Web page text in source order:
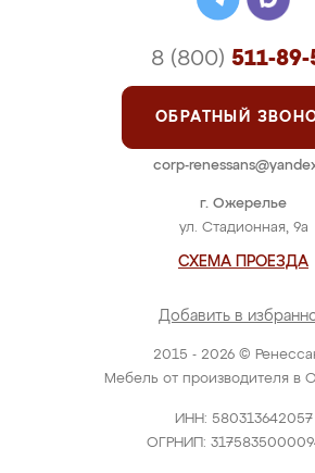
2015 - 2026 ©
Мебель от производителя в
ИНН: 580313642057
ОГРНИП:
г. Ожерелье
ул. Стадионная, 9а
СХЕМА ПРОЕЗДА
Добавить в
8 (800) 511-89-
ОБРАТНЫЙ
corp-